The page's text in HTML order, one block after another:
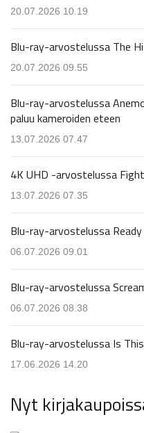
20.07.2026 10.19
Blu-ray-arvostelussa The
20.07.2026 09.55
Blu-ray-arvostelussa
paluu kameroiden eteen
13.07.2026 07.47
4K UHD -arvostelussa
13.07.2026 07.35
Blu-ray-arvostelussa
06.07.2026 09.01
Blu-ray-arvostelussa
06.07.2026 08.38
Blu-ray-arvostelussa Is
17.06.2026 14.20
Nyt